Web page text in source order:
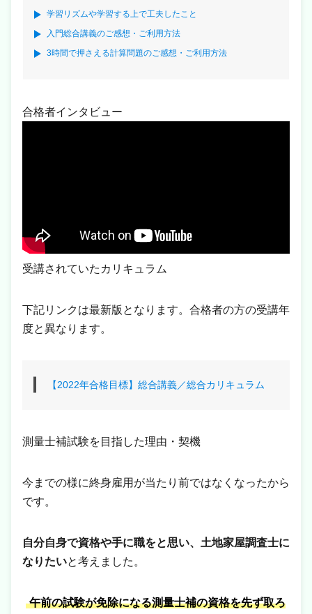
学習リズムや学習する上で工夫したこと
入門総合講義のご感想・ご利用方法
3時間で押さえる計算問題のご感想・ご利用方法
合格者インタビュー
受講されていたカリキュラム
下記リンクは最新版となります。合格者の方の受講年
度と異なります。
【2022年合格目標】総合講義／総合カリキュラム
測量士補試験を目指した理由・契機
今までの様に終身雇用が当たり前ではなくなったから
です。
自分自身で資格や手に職をと思い、土地家屋調査士に
なりたいと考えました。
午前の試験が免除になる測量士補の資格を先ず取ろ